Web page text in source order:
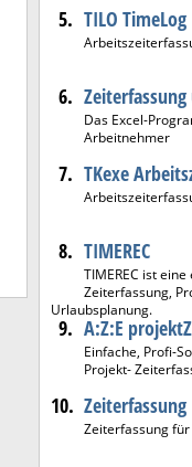
5. TILO TimeLog
6.
Das Excel-
Arbeitnehmer
7. TKexe
8. TIMEREC
TIMEREC ist
Zeiterfassung,
Urlaubsplanung.
9. A:Z:E
Einfache, Profi-
Projekt-
10. Zeiterfassung
Zeiterfassung